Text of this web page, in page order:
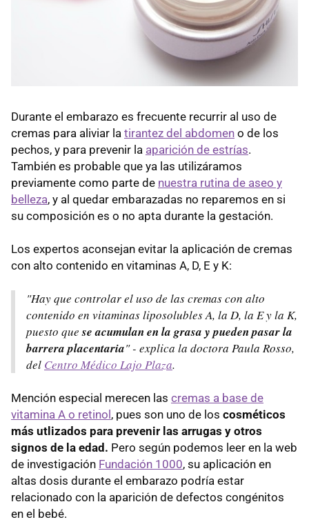
Durante el embarazo es frecuente recurrir al uso de
cremas para aliviar la tirantez del abdomen o de los
pechos, y para prevenir la aparición de estrías.
También es probable que ya las utilizáramos
previamente como parte de nuestra rutina de aseo y
belleza, y al quedar embarazadas no reparemos en si
su composición es o no apta durante la gestación.
Los expertos aconsejan evitar la aplicación de cremas
con alto contenido en vitaminas A, D, E y K:
"Hay que controlar el uso de las cremas con alto
contenido en vitaminas liposolubles A, la D, la E y la K,
puesto quese acumulan en la grasa y pueden pasar la
barrera placentaria" - explica la doctora Paula Rosso,
del Centro Médico Lajo Plaza.
Mención especial merecen las cremas a base de
vitamina A o retinol , pues son uno de los cosméticos
más utlizados para prevenir las arrugas y otros
signos de la edad. Pero según podemos leer en la web
de investigación Fundación 1000, su aplicación en
altas dosis durante el embarazo podría estar
relacionado con la aparición de defectos congénitos
en el bebé.